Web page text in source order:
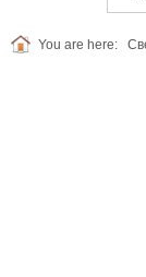
You are here: